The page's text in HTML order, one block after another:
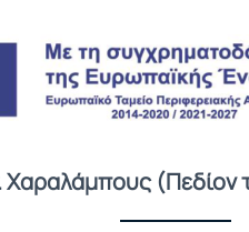
Χαραλάμπους